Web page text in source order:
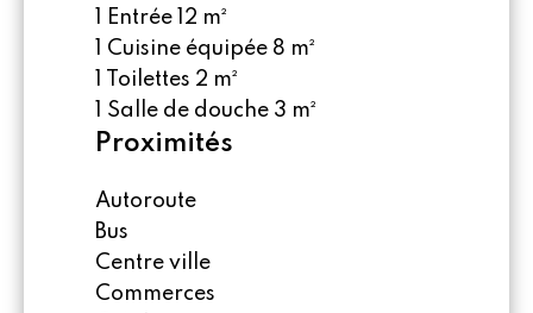
1 Entrée
12 m²
1 Cuisine équipée 8 m²
1 Toilettes 2 m²
1 Salle de douche 3 m²
Proximités
Autoroute
Bus
Centre ville
Commerces